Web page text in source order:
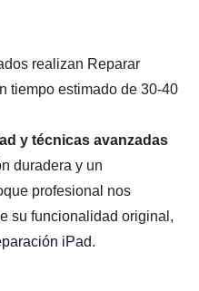
realizan Reparar
tiempo estimado de 30-40
y técnicas avanzadas
duradera y un
profesional nos
su funcionalidad original,
iPad.